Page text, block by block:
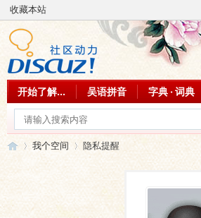
收藏本站
开始了解... 吴语拼音 字典 · 词典
吴
我个空间 隐私提醒